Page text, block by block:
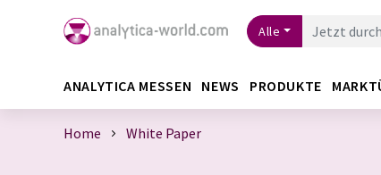
Alle
ANALYTICA MESSEN NEWS PRODUKTE
Home White Paper